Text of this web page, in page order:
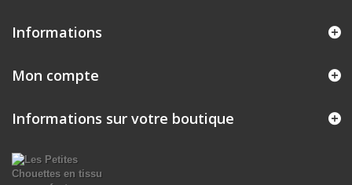
Informations
Mon compte
Informations sur votre boutique